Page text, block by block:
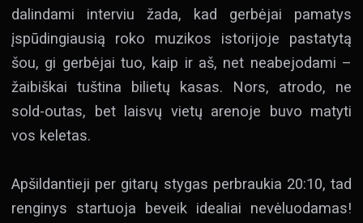
dalindami interviu žada, kad gerbėjai pamatys
įspūdingiausią roko muzikos istorijoje pastatytą
šou, gi gerbėjai tuo, kaip ir aš, net neabejodami –
žaibiškai tuština bilietų kasas. Nors, atrodo, ne
sold-outas, bet laisvų vietų arenoje buvo matyti
vos keletas.
Apšildantieji per gitarų stygas perbraukia 20:10, tad
renginys startuoja beveik idealiai nevėluodamas!